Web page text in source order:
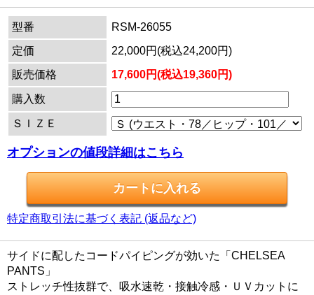
型番
RSM-26055
定価
22,000円(税込24,200円)
販売価格
17,600円(税込19,360円)
購入数
ＳＩＺＥ
オプションの値段詳細はこちら
特定商取引法に基づく表記 (返品など)
サイドに配したコードパイピングが効いた「CHELSEA
PANTS」
ストレッチ性抜群で、吸水速乾・接触冷感・ＵＶカットに